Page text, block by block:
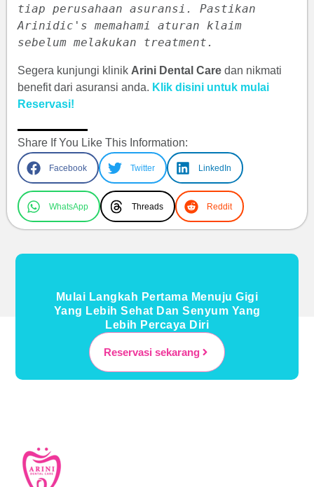
tiap perusahaan asuransi. Pastikan
Arinidic's memahami aturan klaim
sebelum melakukan treatment.
Segera kunjungi klinik Arini Dental Care dan nikmati
benefit dari asuransi anda. Klik disini untuk mulai
Reservasi!
Share If You Like This Information:
Facebook Twitter LinkedIn
WhatsApp Threads Reddit
Mulai Langkah Pertama Menuju Gigi
Yang Lebih Sehat Dan Senyum Yang
Lebih Percaya Diri
Reservasi sekarang